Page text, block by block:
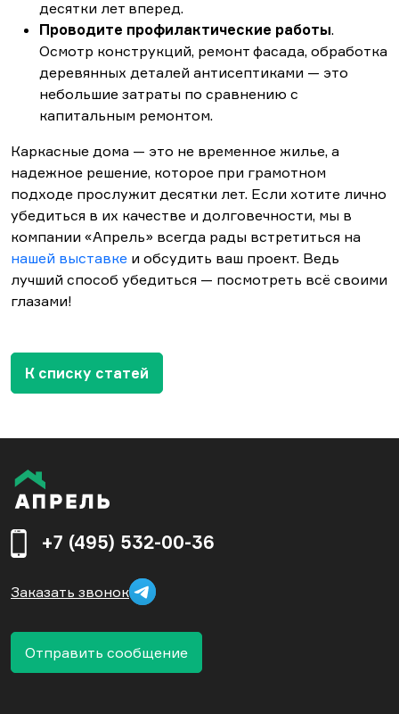
десятки лет вперед.
Проводите профилактические работы.
Осмотр конструкций, ремонт фасада, обработка
деревянных деталей антисептиками — это
небольшие затраты по сравнению с
капитальным ремонтом.
Каркасные дома — это не временное жилье, а
надежное решение, которое при грамотном
подходе прослужит десятки лет. Если хотите лично
убедиться в их качестве и долговечности, мы в
компании «Апрель» всегда рады встретиться на
нашей выставке и обсудить ваш проект. Ведь
лучший способ убедиться — посмотреть всё своими
глазами!
К списку статей
+7 (495) 532-00-36
Заказать звонок
Отправить сообщение